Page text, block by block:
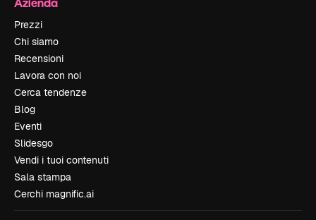
Prezzi
Chi siamo
Recensioni
Lavora con noi
Cerca tendenze
Blog
Eventi
Slidesgo
Vendi i tuoi contenuti
Sala stampa
Cerchi magnific.ai